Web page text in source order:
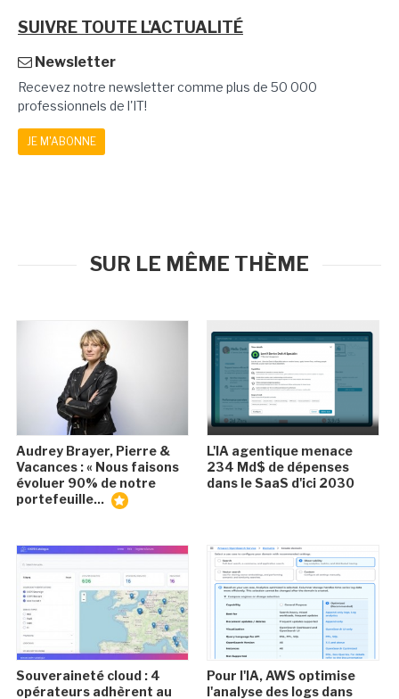
SUIVRE TOUTE L'ACTUALITÉ
Newsletter
Recevez notre newsletter comme plus de 50 000
professionnels de l'IT!
JE M'ABONNE
SUR LE MÊME THÈME
Audrey Brayer, Pierre &
Vacances : « Nous faisons
évoluer 90% de notre
portefeuille...
L'IA agentique menace
234 Md$ de dépenses
dans le SaaS d'ici 2030
Souveraineté cloud : 4
opérateurs adhèrent au
Pour l'IA, AWS optimise
l'analyse des logs dans